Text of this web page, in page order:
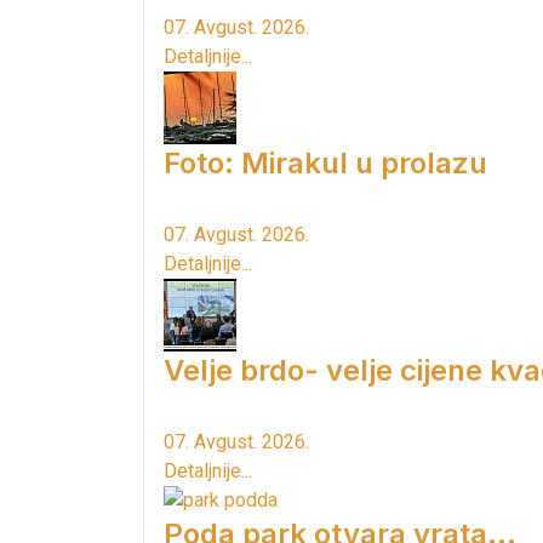
07. Avgust. 2026.
Detaljnije...
Foto: Mirakul u prolazu
07. Avgust. 2026.
Detaljnije...
Velje brdo- velje cijene
07. Avgust. 2026.
Detaljnije...
Poda park otvara vrata...